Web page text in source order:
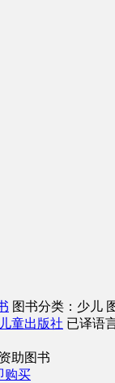
图书分类：少儿
童出版社 已译语
助图书
购买